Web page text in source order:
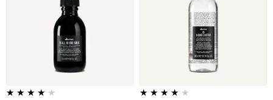
★ ★ ★ ★ ★ ★ ★ ★ ★ ★